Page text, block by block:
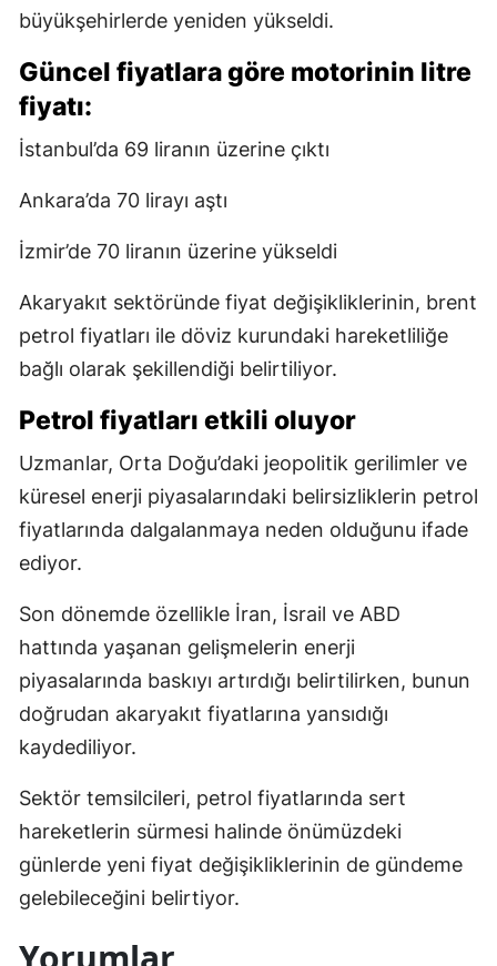
büyükşehirlerde yeniden yükseldi.
Güncel fiyatlara göre motorinin litre
fiyatı:
İstanbul’da 69 liranın üzerine çıktı
Ankara’da 70 lirayı aştı
İzmir’de 70 liranın üzerine yükseldi
Akaryakıt sektöründe fiyat değişikliklerinin, brent
petrol fiyatları ile döviz kurundaki hareketliliğe
bağlı olarak şekillendiği belirtiliyor.
Petrol fiyatları etkili oluyor
Uzmanlar, Orta Doğu’daki jeopolitik gerilimler ve
küresel enerji piyasalarındaki belirsizliklerin petrol
fiyatlarında dalgalanmaya neden olduğunu ifade
ediyor.
Son dönemde özellikle İran, İsrail ve ABD
hattında yaşanan gelişmelerin enerji
piyasalarında baskıyı artırdığı belirtilirken, bunun
doğrudan akaryakıt fiyatlarına yansıdığı
kaydediliyor.
Sektör temsilcileri, petrol fiyatlarında sert
hareketlerin sürmesi halinde önümüzdeki
günlerde yeni fiyat değişikliklerinin de gündeme
gelebileceğini belirtiyor.